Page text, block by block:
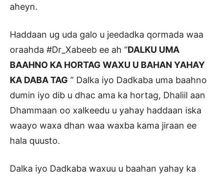
aheyn.
Haddaan ug uda galo u jeedadka qormada waa
oraahda #Dr_Xabeeb ee ah “DALKU UMA
BAAHNO KA HORTAG WAXU U BAHAN YAHAY
KA DABA TAG ” Dalka iyo Dadkaba uma baahno
dumin iyo dib u dhac ama ka hortag, Dhaliil aan
Dhammaan oo xalkeedu u yahay haddaan iska
waayo waxa dhan waa waxba kama jiraan ee
hala quusto.
Dalka iyo Dadkaba waxuu u baahan yahay ka